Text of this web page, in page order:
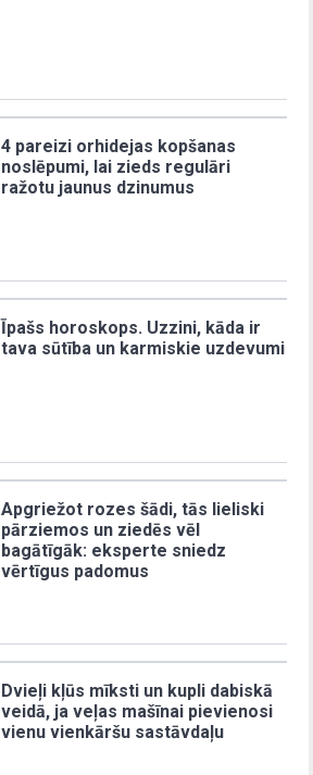
4 pareizi orhidejas kopšanas
noslēpumi, lai zieds regulāri
ražotu jaunus dzinumus
Īpašs horoskops. Uzzini, kāda ir
tava sūtība un karmiskie uzdevumi
Apgriežot rozes šādi, tās lieliski
pārziemos un ziedēs vēl
bagātīgāk: eksperte sniedz
vērtīgus padomus
Dvieļi kļūs mīksti un kupli dabiskā
veidā, ja veļas mašīnai pievienosi
vienu vienkāršu sastāvdaļu